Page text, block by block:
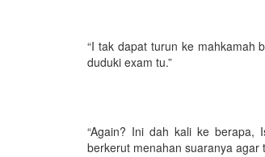
“I tak dapat turun ke mahkamah
duduki exam tu.”
“Again? Ini dah kali ke berapa,
berkerut menahan suaranya agar